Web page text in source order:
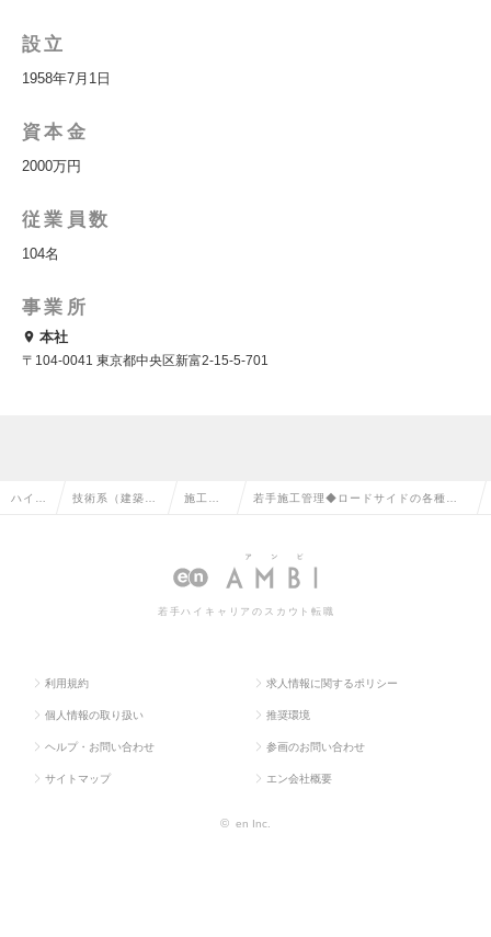
設立
1958年7月1日
資本金
2000万円
従業員数
104名
事業所
本社
〒104-0041 東京都中央区新富2-15-5-701
ハイク 技術系（建築・ 施工管
築）の
若手施工管理◆ロードサイドの各種店舗
数）◆各種手当・福利厚生◎の求人情報
若手ハイキャリアのスカウト転職
利用規約 求人情報に関するポリシー
個人情報の取り扱い 推奨環境
ヘルプ・お問い合わせ 参画のお問い合わせ
サイトマップ エン会社概要
© en Inc.